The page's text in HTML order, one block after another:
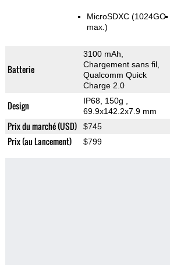
MicroSDXC (1024GO
max.)
Batterie
3100 mAh,
Chargement sans fil,
Qualcomm Quick
Charge 2.0
Design IP68, 150g
69.9x142.2x7.9 mm
Prix du marché (USD) $745
Prix (au Lancement) $799